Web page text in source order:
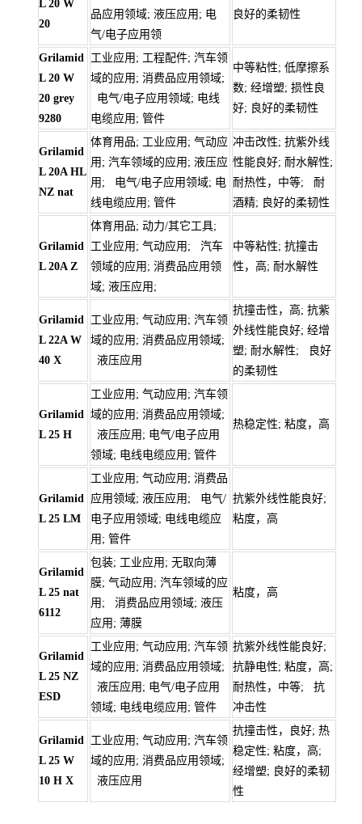
L 20 W
20
品应用领域; 液压应用; 电
气/电子应用领
良好的柔韧性
Grilamid
L 20 W
20 grey
9280
工业应用; 工程配件; 汽车领
域的应用; 消费品应用领域;
电气/电子应用领域; 电线
电缆应用; 管件
中等粘性; 低摩擦系
数; 经增塑; 损性良
好; 良好的柔韧性
Grilamid
L 20A HL
NZ nat
体育用品; 工业应用; 气动应
用; 汽车领域的应用; 液压应
用; 电气/电子应用领域; 电
线电缆应用; 管件
冲击改性; 抗紫外线
性能良好; 耐水解性;
耐热性，中等; 耐
酒精; 良好的柔韧性
Grilamid
L 20A Z
体育用品; 动力/其它工具;
工业应用; 气动应用; 汽车
领域的应用; 消费品应用领
域; 液压应用;
中等粘性; 抗撞击
性，高; 耐水解性
Grilamid
L 22A W
40 X
工业应用; 气动应用; 汽车领
域的应用; 消费品应用领域;
液压应用
抗撞击性，高; 抗紫
外线性能良好; 经增
塑; 耐水解性; 良好
的柔韧性
Grilamid
L 25 H
工业应用; 气动应用; 汽车领
域的应用; 消费品应用领域;
液压应用; 电气/电子应用
领域; 电线电缆应用; 管件
热稳定性; 粘度，高
Grilamid
L 25 LM
工业应用; 气动应用; 消费品
应用领域; 液压应用; 电气/
电子应用领域; 电线电缆应
用; 管件
抗紫外线性能良好;
粘度，高
Grilamid
L 25 nat
6112
包装; 工业应用; 无取向薄
膜; 气动应用; 汽车领域的应
用; 消费品应用领域; 液压
应用; 薄膜
粘度，高
Grilamid
L 25 NZ
ESD
工业应用; 气动应用; 汽车领
域的应用; 消费品应用领域;
液压应用; 电气/电子应用
领域; 电线电缆应用; 管件
抗紫外线性能良好;
抗静电性; 粘度，高;
耐热性，中等; 抗
冲击性
Grilamid
L 25 W
10 H X
工业应用; 气动应用; 汽车领
域的应用; 消费品应用领域;
液压应用
抗撞击性，良好; 热
稳定性; 粘度，高;
经增塑; 良好的柔韧
性